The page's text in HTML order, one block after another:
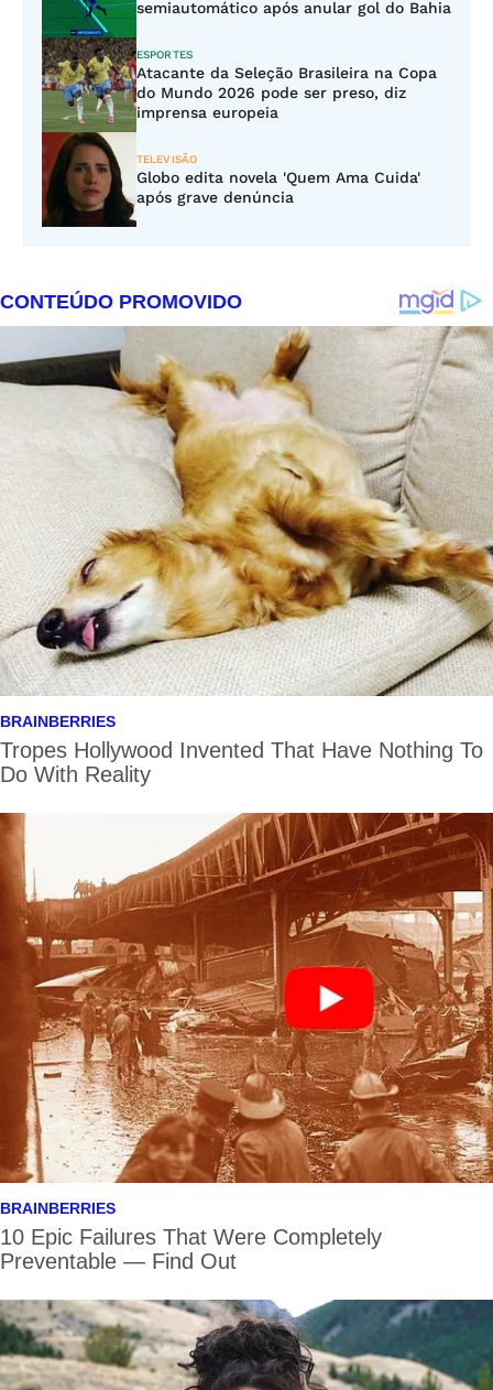
semiautomático após anular gol do Bahia
ESPORTES
Atacante da Seleção Brasileira na Copa
do Mundo 2026 pode ser preso, diz
imprensa europeia
TELEVISÃO
Globo edita novela 'Quem Ama Cuida'
após grave denúncia